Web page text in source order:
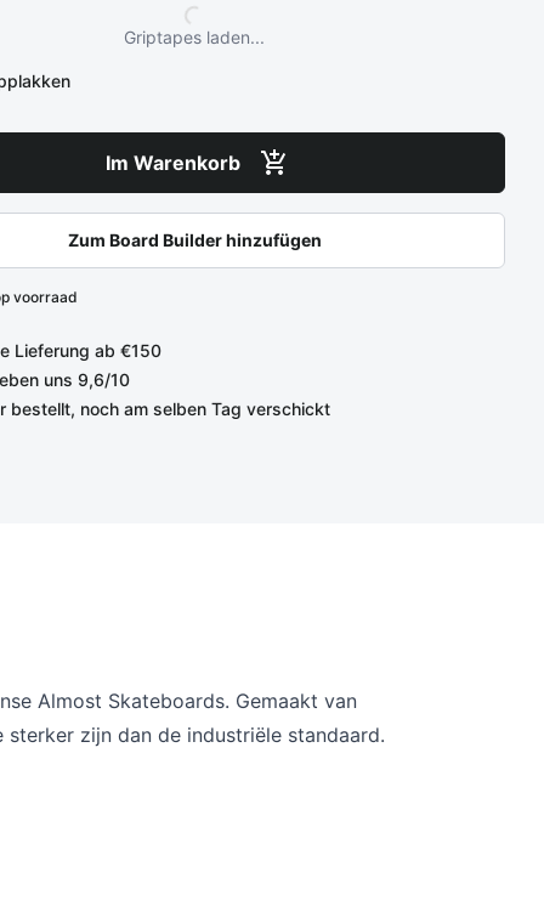
Griptapes laden...
Im Warenkorb
Zum Board Builder hinzufügen
voorraad
Lieferung ab €150
uns 9,6/10
bestellt, noch am selben Tag verschickt
Almost Skateboards. Gemaakt van
zijn dan de industriële standaard.